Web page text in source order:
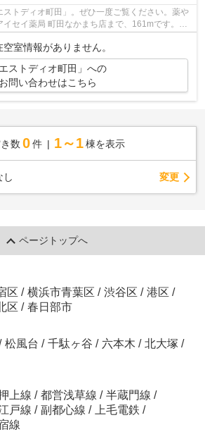
ストディオ町田」。ぜひ一度ご覧ください。薬や
イセイ薬局 町田なかまち店まで、161mです。駅
空室情報がありません。
エストディオ町田」への
お問い合わせはこちら
数 0 件 1～1 棟を表示
し 変更
ページトップへ
区 / 横浜市青葉区 / 渋谷区 / 港区 /
区 / 春日部市
松風台 / 千駄ヶ谷 / 六本木 / 北大塚 /
上線 / 都営浅草線 / 半蔵門線 /
戸線 / 副都心線 / 上毛電鉄 /
線